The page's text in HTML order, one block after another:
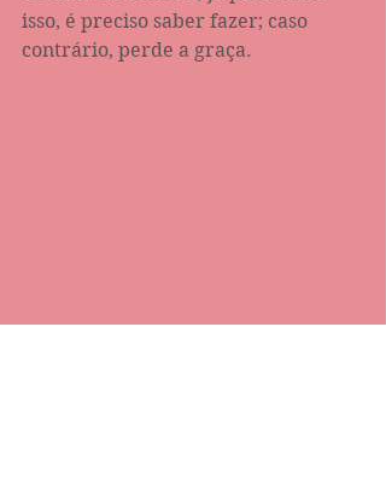
isso, é preciso saber fazer; caso
contrário, perde a graça.